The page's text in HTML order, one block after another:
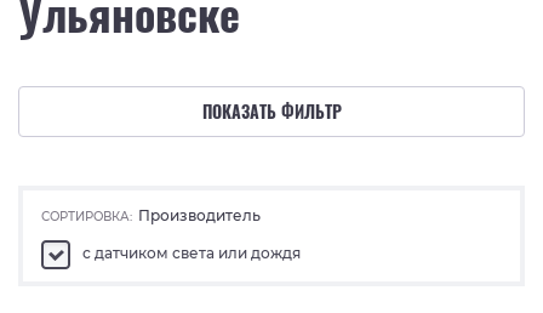
ПОКАЗАТЬ ФИЛЬТР
СОРТИРОВКА: Производитель
с датчиком света или дождя